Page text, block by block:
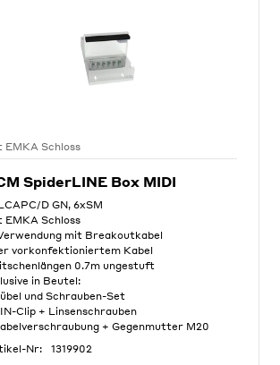
EMKA Schloss
SpiderLINE Box MIDI
D GN, 6xSM
EMKA Schloss
mit Breakoutkabel
vorkonfektioniertem Kabel
0.7m ungestuft
in Beutel:
und Schrauben-Set
Clip + Linsenschrauben
+ Gegenmutter M20
Nr:
1319902